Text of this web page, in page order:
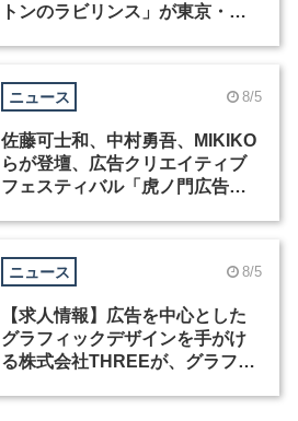
トンのラビリンス」が東京・豊
ニュース 8/5
佐藤可士和、中村勇吾、MIKIKO
らが登壇、広告クリエイティブ
フェスティバル「虎ノ門広告
ニュース 8/5
【求人情報】広告を中心とした
グラフィックデザインを手がけ
る株式会社THREEが、グラフィ